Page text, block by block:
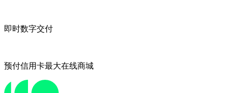
即时数字交付
预付信用卡最大在线商城